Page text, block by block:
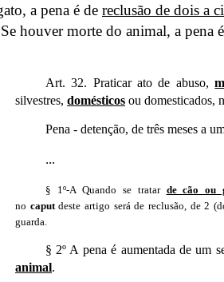
a pena é de reclusão de dois a
houver morte do animal, a pena
Art. 32. Praticar ato de abuso,
silvestres, domésticos ou domesticados,
Pena - detenção, de três meses a
...
§ 1º-A Quando se tratar de cão ou
no caputdeste artigo será de reclusão, de 2
guarda.
§ 2º A pena é aumentada de um
animal.